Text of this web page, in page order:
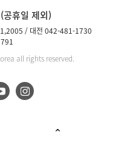
휴일 제외)
대전 042-481-1730
all rights reserved.